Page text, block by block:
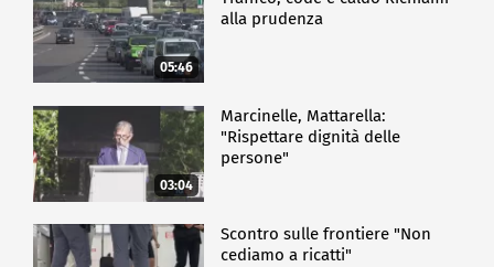
di laurea congiunti, scambi di studenti e docenti, e
l'ambizione di costruire veri e propri ponti
accademici tra Europa e Asia centrale.
CRONACA
05:46
alla prudenza
03:04
Marcinelle, Mattarella:
"Rispettare dignità delle
persone"
Scontro sulle frontiere "Non
cediamo a ricatti"